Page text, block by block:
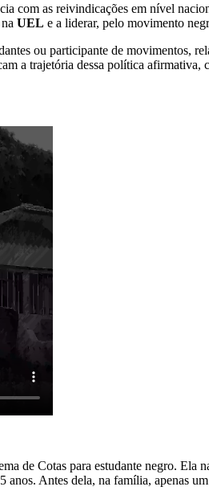
com as reivindicações em nível
UEL e a liderar, pelo movimento
ou participante de movimentos,
a trajetória dessa política
de Cotas para estudante negro. Ela
anos. Antes dela, na família, apenas